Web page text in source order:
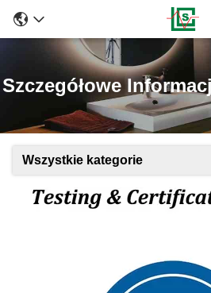
Szczegółowe
Wszystkie kategorie